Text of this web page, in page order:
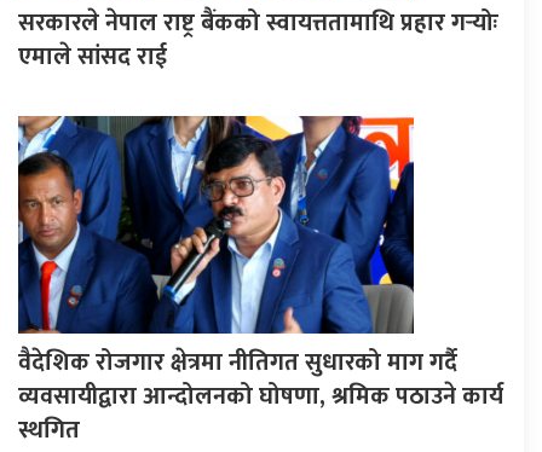
सरकारले नेपाल राष्ट्र बैंकको स्वायत्ततामाथि प्रहार गर्‍योः
एमाले सांसद राई
वैदेशिक रोजगार क्षेत्रमा नीतिगत सुधारको माग गर्दै
व्यवसायीद्वारा आन्दोलनको घोषणा, श्रमिक पठाउने कार्य
स्थगित